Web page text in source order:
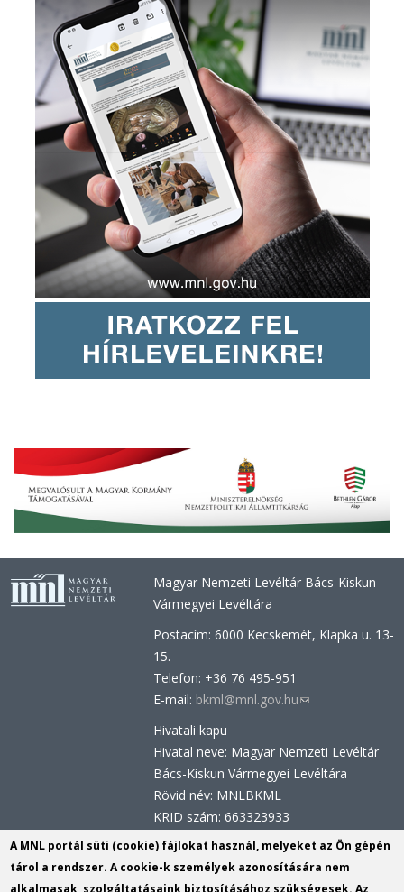
Magyar Nemzeti Levéltár Bács-Kiskun
Vármegyei Levéltára
Postacím: 6000 Kecskemét, Klapka u. 13-
15.
Telefon: +36 76 495-951
E-mail: bkml@mnl.gov.hu(link
Hivatali kapu
Hivatal neve: Magyar Nemzeti Levéltár
Bács-Kiskun Vármegyei Levéltára
Rövid név: MNLBKML
KRID szám: 663323933
Hivatali kapu - Központi Érkeztetési
Rendszer (KÉR)
Hivatal neve: Magyar Nemzeti Levéltár
A MNL portál süti (cookie) fájlokat használ, melyeket az Ön gépén
tárol a rendszer. A cookie-k személyek azonosítására nem
alkalmasak, szolgáltatásaink biztosításához szükségesek. Az